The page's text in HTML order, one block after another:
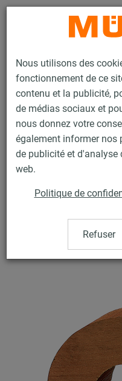
Nous utilisons des
fonctionnement de ce
contenu et la publicité,
de médias sociaux et
nous donnez votre
également informer nos
de publicité et d'analyse
web.
Politique de
Refuser
Produits Technique de fixation
Points fixes / Dilatation pour
Coquille bois, 30/200, 6"